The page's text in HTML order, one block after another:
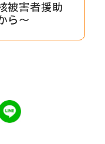
被害者援助
ら〜